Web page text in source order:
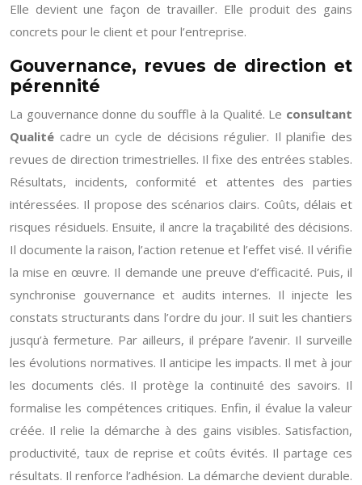
Elle devient une façon de travailler. Elle produit des gains
concrets pour le client et pour l’entreprise.
Gouvernance, revues de direction et
pérennité
La gouvernance donne du souffle à la Qualité. Le consultant
Qualité cadre un cycle de décisions régulier. Il planifie des
revues de direction trimestrielles. Il fixe des entrées stables.
Résultats, incidents, conformité et attentes des parties
intéressées. Il propose des scénarios clairs. Coûts, délais et
risques résiduels. Ensuite, il ancre la traçabilité des décisions.
Il documente la raison, l’action retenue et l’effet visé. Il vérifie
la mise en œuvre. Il demande une preuve d’efficacité. Puis, il
synchronise gouvernance et audits internes. Il injecte les
constats structurants dans l’ordre du jour. Il suit les chantiers
jusqu’à fermeture. Par ailleurs, il prépare l’avenir. Il surveille
les évolutions normatives. Il anticipe les impacts. Il met à jour
les documents clés. Il protège la continuité des savoirs. Il
formalise les compétences critiques. Enfin, il évalue la valeur
créée. Il relie la démarche à des gains visibles. Satisfaction,
productivité, taux de reprise et coûts évités. Il partage ces
résultats. Il renforce l’adhésion. La démarche devient durable.